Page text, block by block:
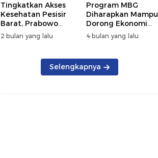
Tingkatkan Akses
Kesehatan Pesisir
Barat, Prabowo
Resmikan RSUD KH
Muhammad Thohir
2 bulan yang lalu
Program MBG
Diharapkan Mampu
Dorong Ekonomi
Daerah, DPRD
Lampung Tekankan
Produk Lokal
4 bulan yang lalu
Selengkapnya